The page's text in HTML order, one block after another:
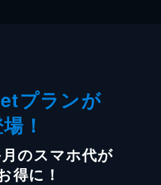
プランが
！
のスマホ代が
得に！